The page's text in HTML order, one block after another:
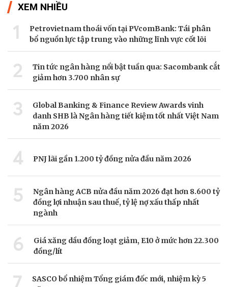
XEM NHIỀU
1
Petrovietnam thoái vốn tại PVcomBank: Tái phân
bổ nguồn lực tập trung vào những lĩnh vực cốt lõi
2
Tin tức ngân hàng nổi bật tuần qua: Sacombank cắt
giảm hơn 3.700 nhân sự
3
Global Banking & Finance Review Awards vinh
danh SHB là Ngân hàng tiết kiệm tốt nhất Việt Nam
năm 2026
4 PNJ lãi gần 1.200 tỷ đồng nửa đầu năm 2026
5
Ngân hàng ACB nửa đầu năm 2026 đạt hơn 8.600 tỷ
đồng lợi nhuận sau thuế, tỷ lệ nợ xấu thấp nhất
ngành
6
Giá xăng dầu đồng loạt giảm, E10 ở mức hơn 22.300
đồng/lít
7
SASCO bổ nhiệm Tổng giám đốc mới, nhiệm kỳ 5